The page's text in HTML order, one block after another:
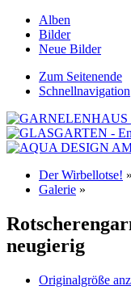
Alben
Bilder
Neue Bilder
Zum Seitenende
Schnellnavigation
Der Wirbellotse! »
Galerie »
neugierig
Originalgröße